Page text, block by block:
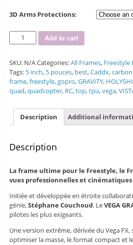
3D Arms Protections:
Quantity Add to cart
SKU: N/ACategories:All Frames, Freestyle
Tags: 5 inch, 5 pouces, best,Caddx,
frame,freestyle,gopro,GRAVITY,
quad,quadcopter, RC,top,tpu,vega,
Description Additional
Description
La frame ultime pour le Freestyle, le
vues professionnelles et cinématiques
Initiée et développée en étroite
génie,Stéphane Couchoud. LeVEGA
pilotes les plus exigeants.
Une version extrême, dérivée du Vega
optimiser la masse, le format compact et